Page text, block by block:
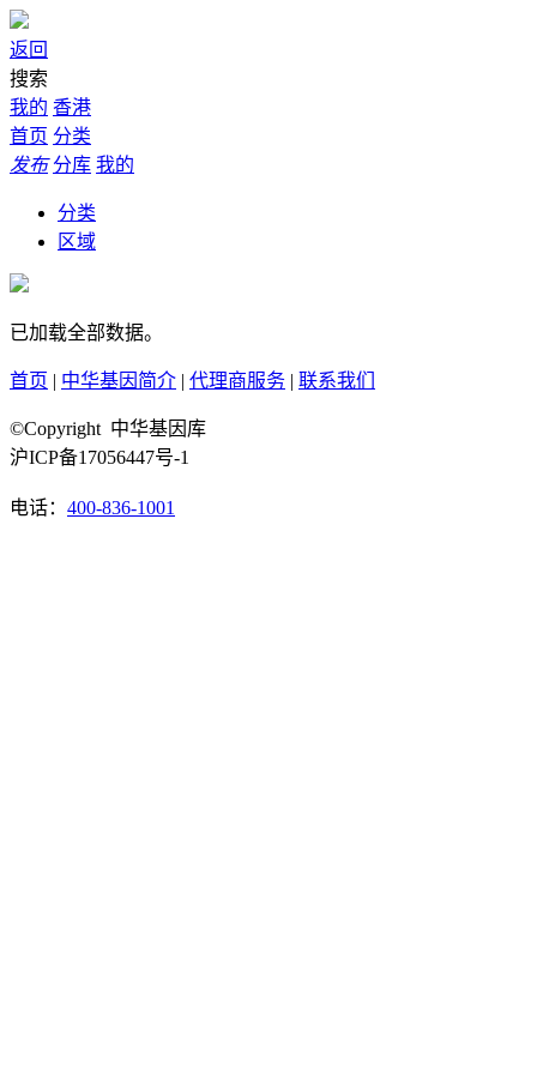
返回
搜索
我的 香港
首页 分类
发布 分库 我的
分类
区域
已加载全部数据。
首页 | 中华基因简介 | 代理商服务 | 联系我们
©Copyright 中华基因库
沪ICP备17056447号-1
电话： 400-836-1001